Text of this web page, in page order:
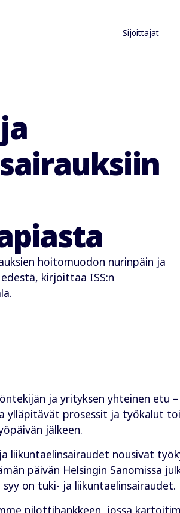
Sijoittajat
hoitomuodon nurinpäin ja
kirjoittaa ISS:n
ja yrityksen yhteinen etu
ylläpitävät prosessit ja työkalut
jälkeen.
liikuntaelinsairaudet nousivat
päivän Helsingin Sanomissa
syy on tuki- ja liikuntaelinsairaudet.
pilottihankkeen, jossa